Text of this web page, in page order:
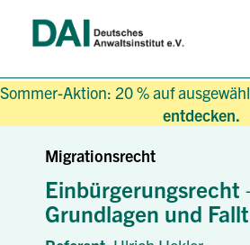
Sommer-Aktion: 20 % auf
entdecken.
Migrationsrecht
Einbürgerungsrecht
Grundlagen und